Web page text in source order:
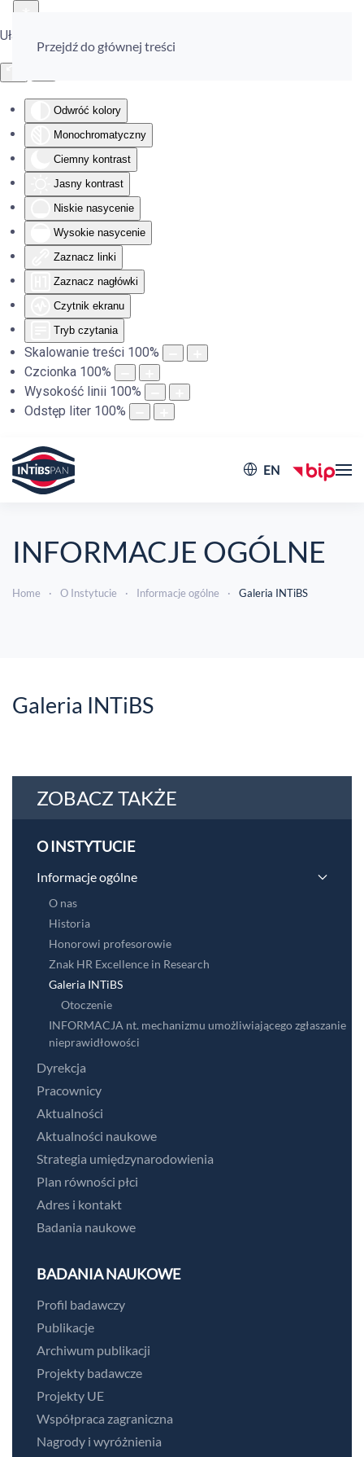
Ułatwienia dostępu
Odwróć kolory
Monochromatyczny
Ciemny kontrast
Jasny kontrast
Niskie nasycenie
Wysokie nasycenie
Zaznacz linki
Zaznacz nagłówki
Czytnik ekranu
Tryb czytania
Skalowanie treści 100%
Czcionka 100%
Wysokość linii 100%
Odstęp liter 100%
Przejdź do głównej treści
EN
INFORMACJE OGÓLNE
Home O Instytucie Informacje ogólne Galeria INTiBS
Galeria INTiBS
ZOBACZ TAKŻE
O INSTYTUCIE
Informacje ogólne
O nas
Historia
Honorowi profesorowie
Znak HR Excellence in Research
Galeria INTiBS
Otoczenie
INFORMACJA nt. mechanizmu umożliwiającego zgłaszanie
nieprawidłowości
Dyrekcja
Pracownicy
Aktualności
Aktualności naukowe
Strategia umiędzynarodowienia
Plan równości płci
Adres i kontakt
Badania naukowe
BADANIA NAUKOWE
Profil badawczy
Publikacje
Archiwum publikacji
Projekty badawcze
Projekty UE
Współpraca zagraniczna
Nagrody i wyróżnienia